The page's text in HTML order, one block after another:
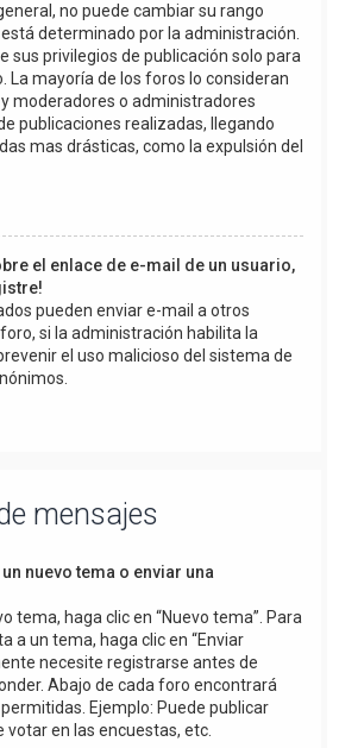
no puede cambiar su rango
determinado por la administración.
sus privilegios de publicación solo para
La mayoría de los foros lo consideran
y moderadores o administradores
publicaciones realizadas, llegando
mas drásticas, como la expulsión del
el enlace de e-mail de un usuario,
pueden enviar e-mail a otros
si la administración habilita la
el uso malicioso del sistema de
mensajes
nuevo tema o enviar una
tema, haga clic en “Nuevo tema”. Para
a un tema, haga clic en “Enviar
necesite registrarse antes de
Abajo de cada foro encontrará
Ejemplo: Puede publicar
en las encuestas, etc.